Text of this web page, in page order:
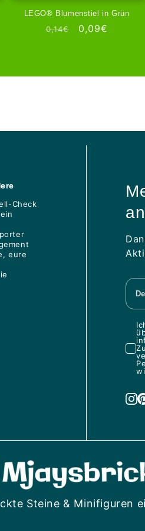
LEGO® Blumenstiel in Grün
Normale
0,14€ 0,09€
Check
eure
Steine & Minifiguren